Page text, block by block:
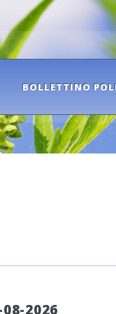
BOLLETTINO
2026